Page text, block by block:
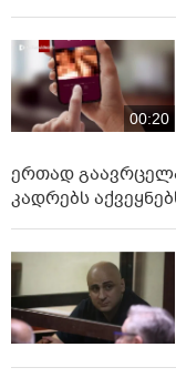
00:20
ერთად
კადრებს